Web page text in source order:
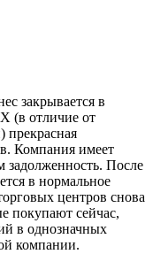
закрывается в
(в отличие от
прекрасная
Компания имеет
задолженность. После
в нормальное
центров снова
покупают сейчас,
в однозначных
компании.